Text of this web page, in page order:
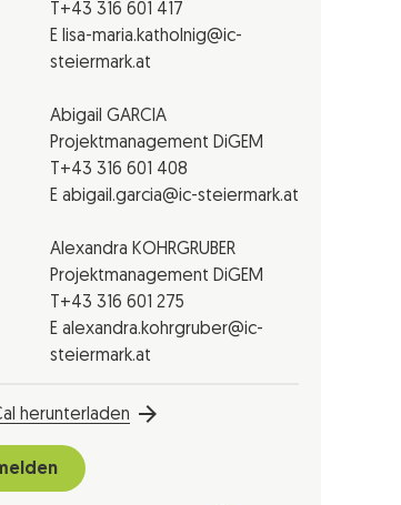
T+43 316 601 417
E lisa-maria.katholnig@ic-
steiermark.at
Abigail GARCIA
Projektmanagement DiGEM
T+43 316 601 408
E abigail.garcia@ic-steiermark.at
Alexandra KOHRGRUBER
Projektmanagement DiGEM
T+43 316 601 275
E alexandra.kohrgruber@ic-
steiermark.at
herunterladen